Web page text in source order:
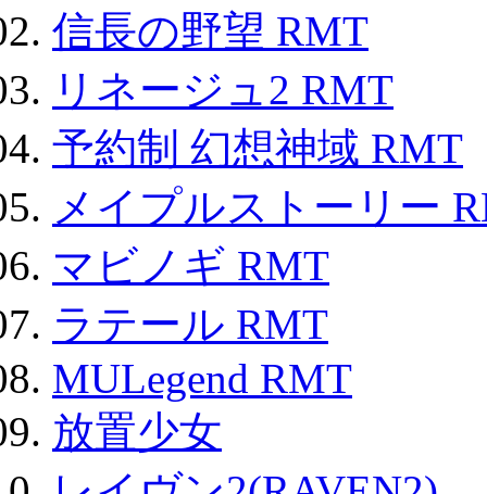
信長の野望 RMT
リネージュ2 RMT
予約制 幻想神域 RMT
メイプルストーリー
マビノギ RMT
ラテール RMT
MULegend RMT
放置少女